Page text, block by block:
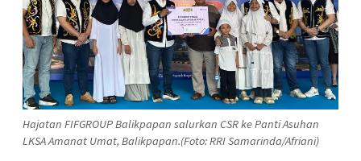
Hajatan FIFGROUP Balikpapan salurkan CSR ke Panti Asuhan
LKSA Amanat Umat, Balikpapan.(Foto: RRI Samarinda/Afriani)